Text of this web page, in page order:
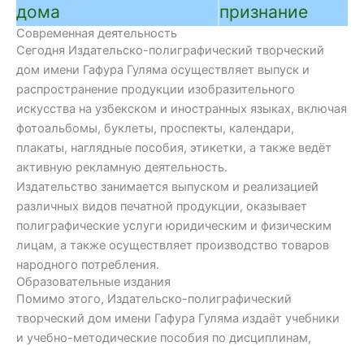
дома
Творчество — это бесценное
богатство, передающееся из
поколения в поколение. На
протяжении всей своей
деятельности издательско-
полиграфический дом бережно
сохраняет литературное
наследие, развивая его в
созвучии с требованиями
времени. Здесь сосредоточены
произведения выдающихся
авторов, исторические издания и
духовные ценности. Каждая
страница — отражение
национального мышления и
творческого поиска.
признание
творческие поиски
полиграфического дома
получили высокую
профессионального
Престижные награды,
конкурсах и постоянная
поддержка авторов
наглядным
достигнутых
успехи не только
пройденному пути, но и
Современная деятельность
Сегодня Издательско-полиграфический творческий
дом имени Гафура Гуляма осуществляет выпуск и
распространение продукции изобразительного
искусства на узбекском и иностранных языках, включая
фотоальбомы, буклеты, проспекты, календари,
плакаты, наглядные пособия, этикетки, а также ведёт
активную рекламную деятельность.
Издательство занимается выпуском и реализацией
различных видов печатной продукции, оказывает
полиграфические услуги юридическим и физическим
лицам, а также осуществляет производство товаров
народного потребления.
Образовательные издания
Помимо этого, Издательско-полиграфический
творческий дом имени Гафура Гуляма издаёт учебники
и учебно-методические пособия по дисциплинам,